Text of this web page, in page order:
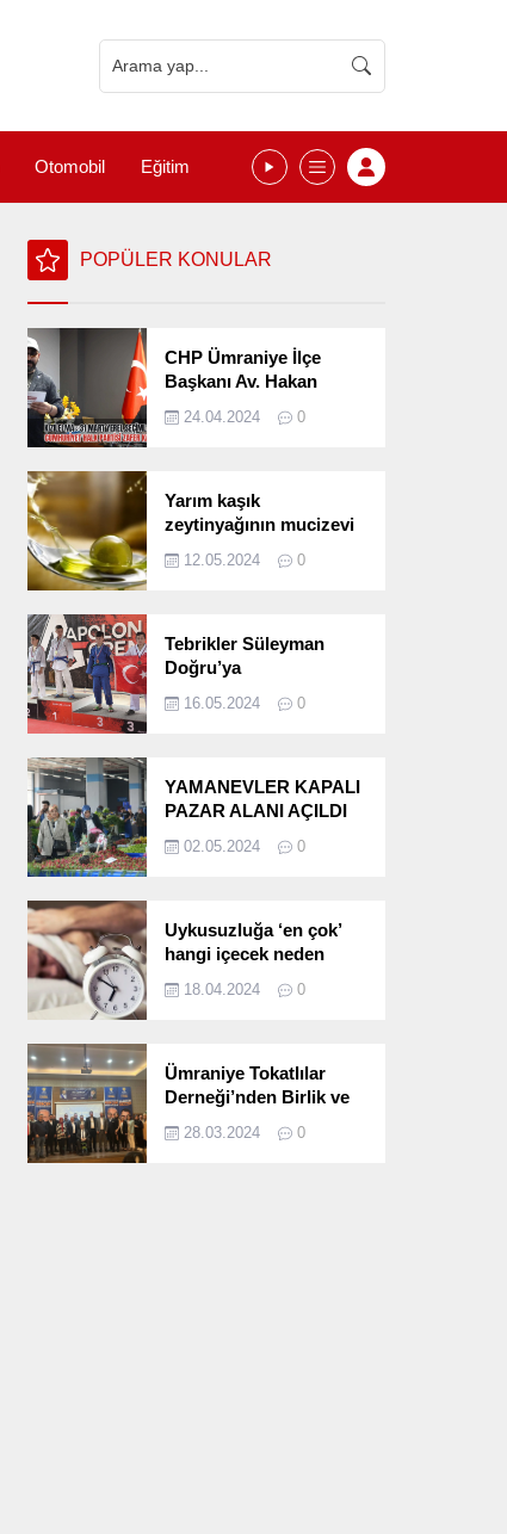
Otomobil Eğitim
POPÜLER KONULAR
CHP Ümraniye İlçe
Başkanı Av. Hakan
Seçimlerini
24.04.2024 0
Yarım kaşık
zeytinyağının mucizevi
12.05.2024 0
Tebrikler Süleyman
Doğru’ya
16.05.2024 0
YAMANEVLER KAPALI
PAZAR ALANI AÇILDI
02.05.2024 0
Uykusuzluğa ‘en çok’
hangi içecek neden
18.04.2024 0
Ümraniye Tokatlılar
Derneği’nden Birlik ve
Programı
28.03.2024 0